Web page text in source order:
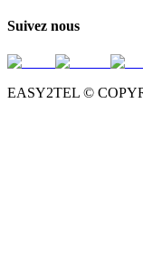
Suivez nous
EASY2TEL ©